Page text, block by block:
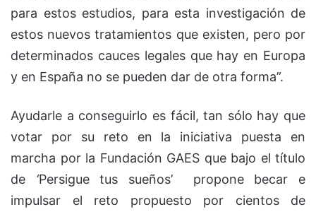
para estos estudios, para esta investigación de
estos nuevos tratamientos que existen, pero por
determinados cauces legales que hay en Europa
y en España no se pueden dar de otra forma”.
Ayudarle a conseguirlo es fácil, tan sólo hay que
votar por su reto en la iniciativa puesta en
marcha por la Fundación GAES que bajo el título
de ‘Persigue tus sueños’ propone becar e
impulsar el reto propuesto por cientos de